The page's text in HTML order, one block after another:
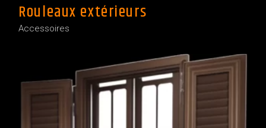
Rouleaux extérieurs
Accessoires